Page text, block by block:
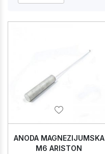
ANODA MAGNEZIJUMSKA
M6 ARISTON